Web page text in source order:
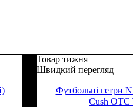
Товар тижня
Швидкий перегляд
Футбольні гетри
Cush OTC